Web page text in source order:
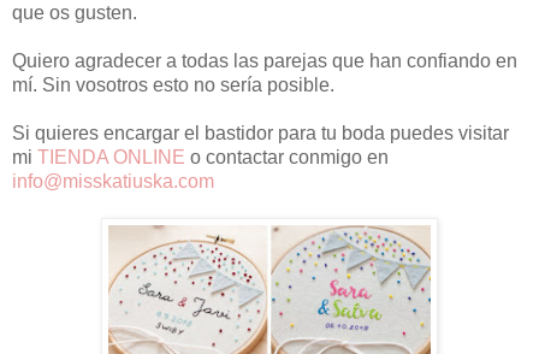
que os gusten.
Quiero agradecer a todas las parejas que han confiando en
mí. Sin vosotros esto no sería posible.
Si quieres encargar el bastidor para tu boda puedes visitar
mi TIENDA ONLINE o contactar conmigo en
info@misskatiuska.com